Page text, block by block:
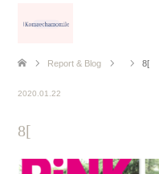
Report & Blog 8[
2020.01.22
8[